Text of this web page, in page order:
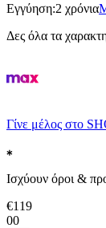
Εγγύηση:2 χρόνια
Δες όλα τα
Γίνε μέλος στο
Ισχύουν όροι &
€119
00